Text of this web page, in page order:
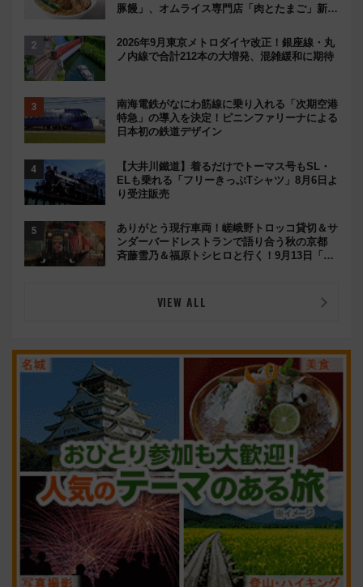
豚饅」、オムライス専門店「肉とたまご」新グ
2026年9月東京メトロダイヤ改正！銀座線・丸
ノ内線で合計212本の大増発、混雑緩和に期待
南海電鉄がなにわ筋線に乗り入れる「次期空港
特急」の導入を決定！ピニンファリーナによる
日本初の鉄道デザイン
【大井川鐵道】着るだけでトーマス号もSL・
ELも乗れる「フリーきっぷTシャツ」8月6日よ
り受注販売
ありがとう現行車両！嵯峨野トロッコ貸切＆サ
ンダーバードレストランで語り合う秋の京都
斉藤雪乃＆福原トシヒロと行く！9月13日「京
VIEW ALL